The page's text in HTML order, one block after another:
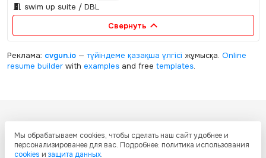
swim up suite / DBL
Свернуть
Реклама: cvgun.io— түйіндеме қазақша үлгісі жұмысқа. Online
resume builderwith examplesand free templates.
графическое содержание, структуру и оформление страниц защищены
международными соглашениями и законодательством Республики
Мы обрабатываем cookies, чтобы сделать наш сайт удобнее и
персонализированее для вас. Подробнее: политика использования
cookies и защита данных.